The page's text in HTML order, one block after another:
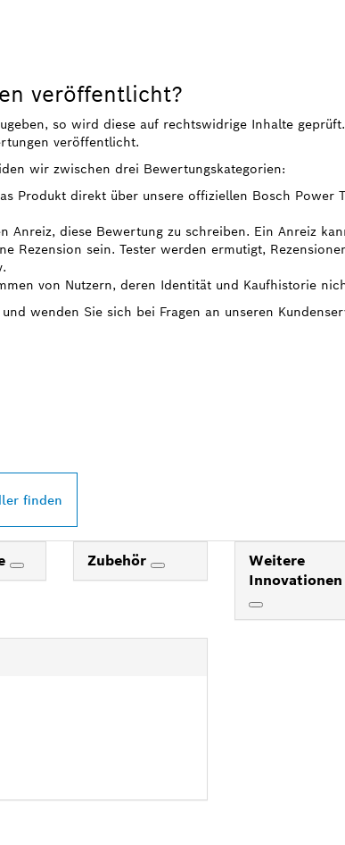
veröffentlicht?
so wird diese auf rechtswidrige Inhalte
veröffentlicht.
wir zwischen drei Bewertungskategorien:
Produkt direkt über unsere offiziellen Bosch Power
Anreiz, diese Bewertung zu schreiben. Ein Anreiz
Rezension sein. Tester werden ermutigt,
von Nutzern, deren Identität und Kaufhistorie
wenden Sie sich bei Fragen an unseren
finden
Zubehör
Weitere
Innovationen